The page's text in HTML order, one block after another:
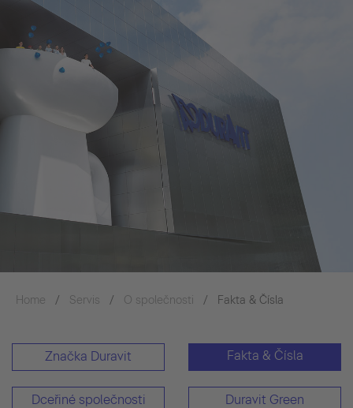
Home Servis O společnosti Fakta & Čísla
Značka Duravit Fakta & Čísla
Dceřiné společnosti Duravit Green